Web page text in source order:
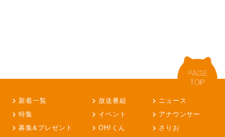
新着一覧 放送番組
ニュース
特集
イベント
アナウンサー
募集&プレゼント
OH!くん さりお